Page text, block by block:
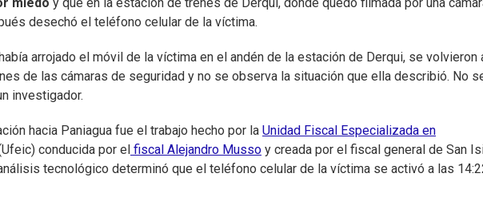
desechó el teléfono celular de la víctima.
arrojado el móvil de la víctima en el andén de la estación de Derqui, se volvieron
de las cámaras de seguridad y no se observa la situación que ella describió. No
investigador.
hacia Paniagua fue el trabajo hecho por la Unidad Fiscal Especializada en
conducida por el fiscal Alejandro Musso y creada por el fiscal general de San
tecnológico determinó que el teléfono celular de la víctima se activó a las